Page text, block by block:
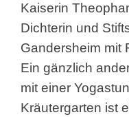
Kaiserin
Dichterin und
Gandersheim mit
Ein gänzlich
mit einer
Kräutergarten ist